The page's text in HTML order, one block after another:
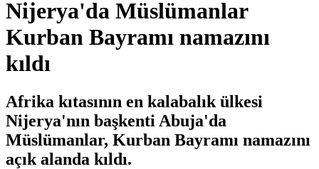
Nijerya'da Müslümanlar
Kurban Bayramı namazını
kıldı
Afrika kıtasının en kalabalık ülkesi
Nijerya'nın başkenti Abuja'da
Müslümanlar, Kurban Bayramı namazını
açık alanda kıldı.